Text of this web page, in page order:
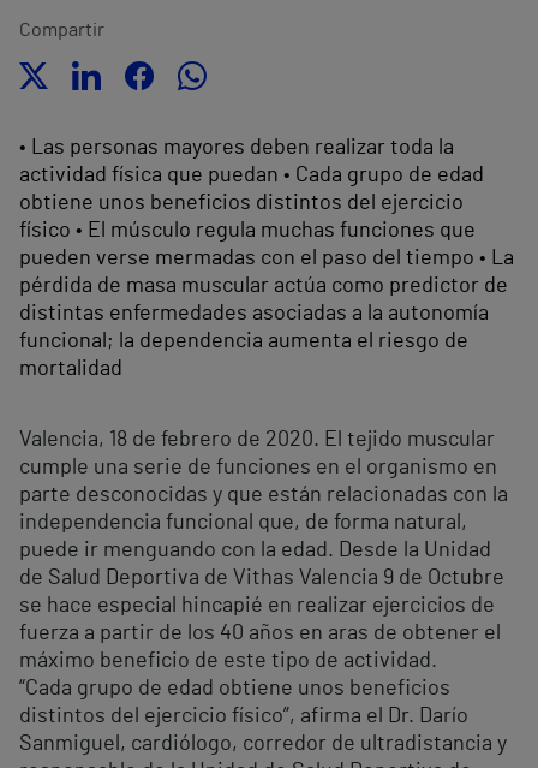
Compartir
• Las personas mayores deben realizar toda la
actividad física que puedan • Cada grupo de edad
obtiene unos beneficios distintos del ejercicio
físico • El músculo regula muchas funciones que
pueden verse mermadas con el paso del tiempo • La
pérdida de masa muscular actúa como predictor de
distintas enfermedades asociadas a la autonomía
funcional; la dependencia aumenta el riesgo de
mortalidad
Valencia, 18 de febrero de 2020. El tejido muscular
cumple una serie de funciones en el organismo en
parte desconocidas y que están relacionadas con la
independencia funcional que, de forma natural,
puede ir menguando con la edad. Desde la Unidad
de Salud Deportiva de Vithas Valencia 9 de Octubre
se hace especial hincapié en realizar ejercicios de
fuerza a partir de los 40 años en aras de obtener el
máximo beneficio de este tipo de actividad.
“Cada grupo de edad obtiene unos beneficios
distintos del ejercicio físico”, afirma el Dr. Darío
Sanmiguel, cardiólogo, corredor de ultradistancia y